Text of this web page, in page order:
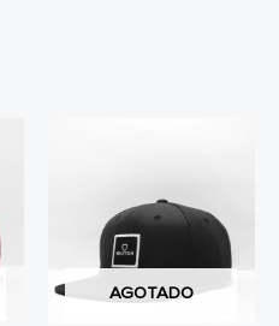
AGOTADO